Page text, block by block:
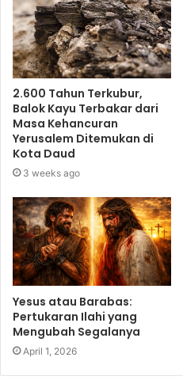
2.600 Tahun Terkubur,
Balok Kayu Terbakar dari
Masa Kehancuran
Yerusalem Ditemukan di
Kota Daud
3 weeks ago
Yesus atau Barabas:
Pertukaran Ilahi yang
Mengubah Segalanya
April 1, 2026